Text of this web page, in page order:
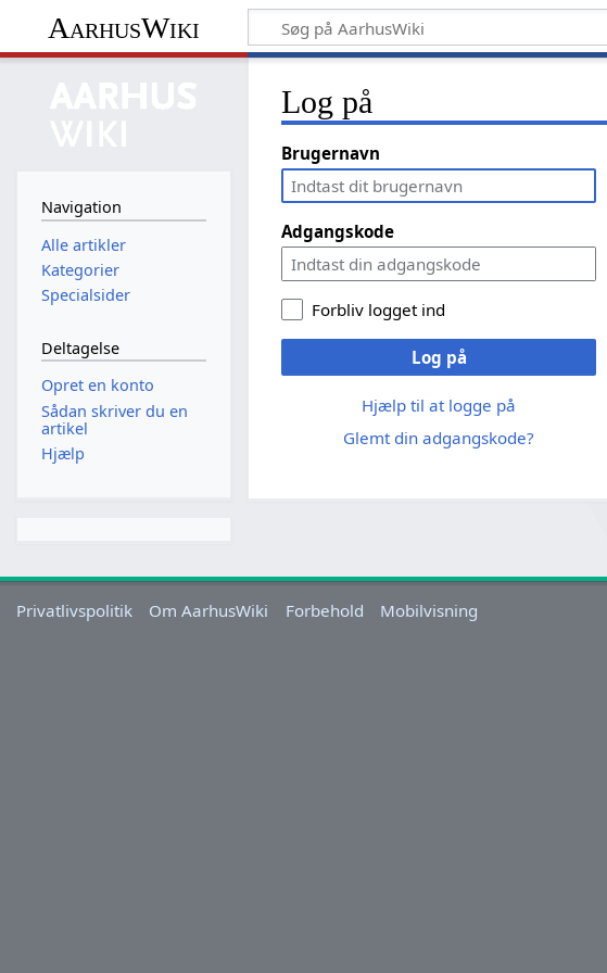
AarhusWiki
Log på
Brugernavn
Adgangskode
Forbliv logget ind
Log på
Hjælp til at logge på
Glemt din adgangskode?
Navigation
Alle artikler
Kategorier
Specialsider
Deltagelse
Opret en konto
Sådan skriver du en
artikel
Hjælp
Privatlivspolitik Om AarhusWiki Forbehold Mobilvisning